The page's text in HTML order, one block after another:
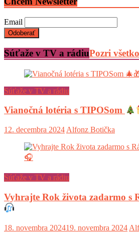
Email
Súťaže v TV a rádiuPozri všetko
Súťaže v TV a rádiu
Vianočná lotéria s TIPOSom
12. decembra 2024 Alfonz Botička
Súťaže v TV a rádiu
Vyhrajte Rok života zadarmo s
18. novembra 202419. novembra 2024